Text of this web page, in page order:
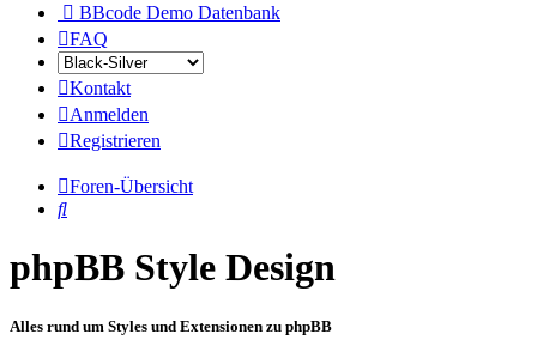
BBcode Demo Datenbank
FAQ
Kontakt
Anmelden
Registrieren
Foren-Übersicht
Suche
phpBB Style Design
Alles rund um Styles und Extensionen zu phpBB